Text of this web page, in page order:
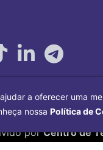
porCentro de
a oferecer uma
nossa Política de